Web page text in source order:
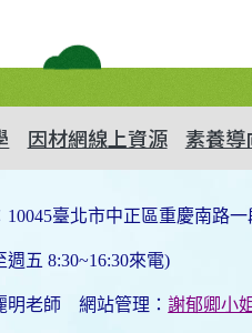
因材網線上資源 素養導
臺北市中正區重慶南路一
週五 8:30~16:30來電)
明老師 網站管理：謝郁卿小姐